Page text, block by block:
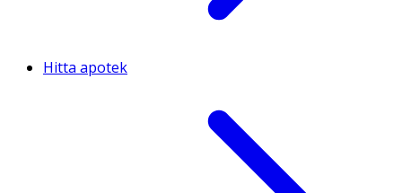
Hitta apotek